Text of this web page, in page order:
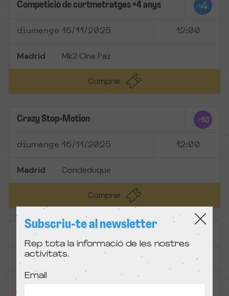
Competició de curtmetratges +4 anys
diumenge 16/11/2025 12:00
Madrid Mk2 Cine Paz
Comprar
Crazy Stop-Motion
diumenge 16/11/2025 12:00
Madrid Condeduque
Comprar
Competició de curtmetratges +4 anys
diumenge 16/11/2025 12:15
Subscriu-te al newsletter
Rep tota la informació de les nostres
activitats.
Email